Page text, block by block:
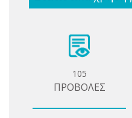
105
ΠΡΟΒΟΛΕΣ